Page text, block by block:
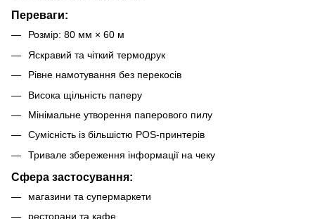
Переваги:
Розмір: 80 мм × 60 м
Яскравий та чіткий термодрук
Рівне намотування без перекосів
Висока щільність паперу
Мінімальне утворення паперового пилу
Сумісність із більшістю POS-принтерів
Тривале збереження інформації на чеку
Сфера застосування:
магазини та супермаркети
ресторани та кафе